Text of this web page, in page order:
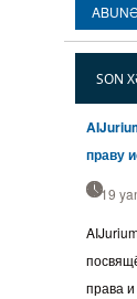
SON
праву
19
права